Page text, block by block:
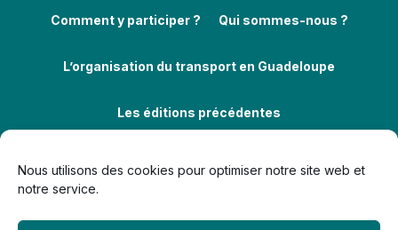
Nous utilisons des cookies pour optimiser notre site web et
notre service.
Comment y participer ? Qui sommes-nous ?
L’organisation du transport en Guadeloupe
Les éditions précédentes